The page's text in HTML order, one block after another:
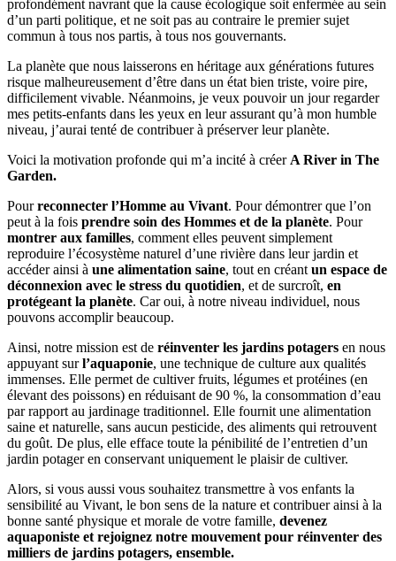
profondément navrant que la cause écologique soit enfermée au sein
d’un parti politique, et ne soit pas au contraire le premier sujet
commun à tous nos partis, à tous nos gouvernants.
La planète que nous laisserons en héritage aux générations futures
risque malheureusement d’être dans un état bien triste, voire pire,
difficilement vivable. Néanmoins, je veux pouvoir un jour regarder
mes petits-enfants dans les yeux en leur assurant qu’à mon humble
niveau, j’aurai tenté de contribuer à préserver leur planète.
Voici la motivation profonde qui m’a incité à créer A River in The
Garden.
Pourreconnecter l’Homme au Vivant. Pour démontrer que l’on
peut à la fois prendre soin des Hommes et de la planète. Pour
montrer aux familles, comment elles peuvent simplement
reproduire l’écosystème naturel d’une rivière dans leur jardin et
accéder ainsi à une alimentation saine, tout en créant un espace de
déconnexion avec le stress du quotidien, et de surcroît, en
protégeant la planète. Car oui, à notre niveau individuel, nous
pouvons accomplir beaucoup.
Ainsi, notre mission est de réinventer les jardins potagers en nous
appuyant surl’aquaponie, une technique de culture aux qualités
immenses. Elle permet de cultiver fruits, légumes et protéines (en
élevant des poissons) en réduisant de 90 %, la consommation d’eau
par rapport au jardinage traditionnel. Elle fournit une alimentation
saine et naturelle, sans aucun pesticide, des aliments qui retrouvent
du goût. De plus, elle efface toute la pénibilité de l’entretien d’un
jardin potager en conservant uniquement le plaisir de cultiver.
Alors, si vous aussi vous souhaitez transmettre à vos enfants la
sensibilité au Vivant, le bon sens de la nature et contribuer ainsi à la
bonne santé physique et morale de votre famille, devenez
aquaponiste et rejoignez notre mouvement pour réinventer des
milliers de jardins potagers, ensemble.